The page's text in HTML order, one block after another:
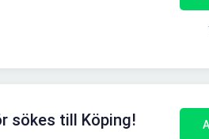
sökes till Köping!